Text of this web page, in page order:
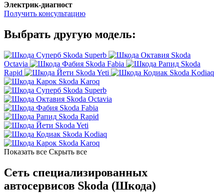
Электрик-диагност
Получить консультацию
Выбрать другую модель:
Skoda Superb
Skoda
Octavia
Skoda Fabia
Skoda
Rapid
Skoda Yeti
Skoda Kodiaq
Skoda Karoq
Skoda Superb
Skoda Octavia
Skoda Fabia
Skoda Rapid
Skoda Yeti
Skoda Kodiaq
Skoda Karoq
Показать все Скрыть все
Сеть специализированных
автосервисов Skoda (Шкода)